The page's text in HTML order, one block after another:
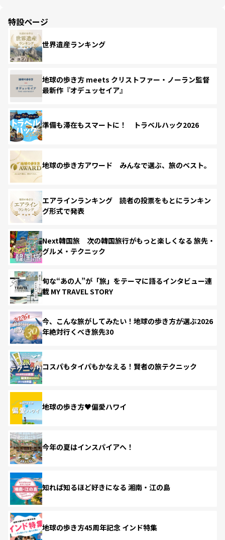
特設ページ
世界遺産ランキング
地球の歩き方 meets クリストファー・ノーラン監督
最新作『オデュッセイア』
準備も滞在もスマートに！ トラベルハック2026
地球の歩き方アワード みんなで選ぶ、旅のベスト。
エアラインランキング 読者の投票をもとにランキン
グ形式で発表
Next韓国旅 次の韓国旅行がもっと楽しくなる 旅先・
グルメ・テクニック
旬な“あの人”が「旅」をテーマに語るインタビュー連
載 MY TRAVEL STORY
今、こんな旅がしてみたい！地球の歩き方が選ぶ2026
年絶対行くべき旅先30
コスパもタイパもかなえる！賢者の旅テクニック
地球の歩き方♥偏愛ハワイ
今年の夏はインスパイアへ！
知れば知るほど好きになる 湘南・江の島
地球の歩き方45周年記念 インド特集